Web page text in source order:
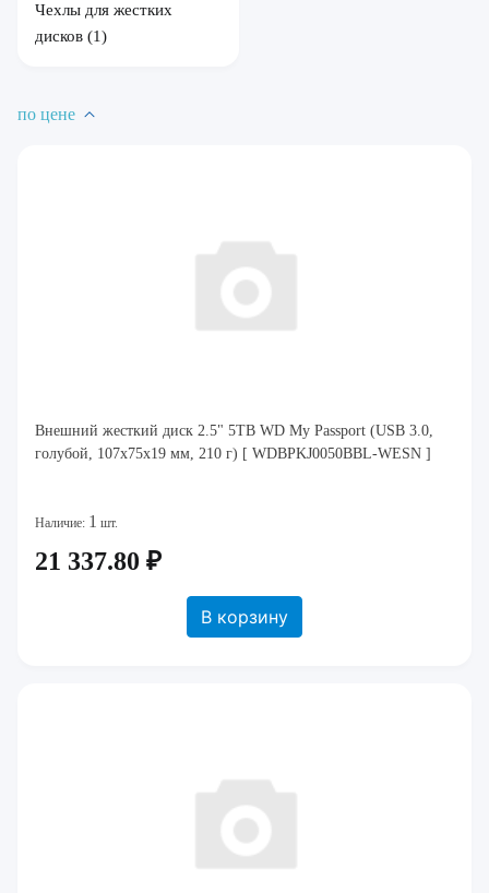
Чехлы для жестких
дисков (1)
по цене
Внешний жесткий диск 2.5" 5TB WD My Passport (USB 3.0,
голубой, 107x75x19 мм, 210 г) [ WDBPKJ0050BBL-WESN ]
Наличие: 1 шт.
21 337.80 ₽
В корзину